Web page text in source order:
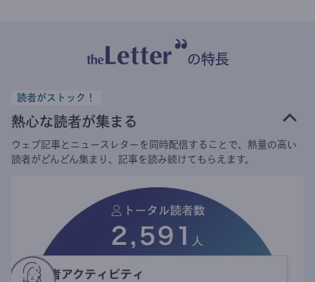
の特長
読者がストック！
熱心な読者が集まる
ウェブ記事とニュースレターを同時配信することで、熱量の高い
読者がどんどん集まり、記事を読み続けてもらえます。